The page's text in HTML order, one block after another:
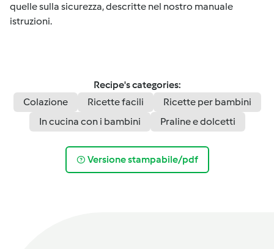
quelle sulla sicurezza, descritte nel nostro manuale
istruzioni.
Recipe's categories:
Colazione
Ricette facili
Ricette per bambini
In cucina con i bambini
Praline e dolcetti
Versione stampabile/pdf